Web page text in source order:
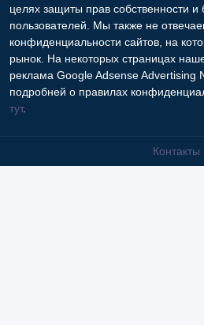
целях защиты прав собственности и
пользователей. Мы также не
конфиденциальности сайтов, на
рынок. На некоторых страницах
реклама Google Adsense Advertising
подробней о правилах
тут.
Контакты